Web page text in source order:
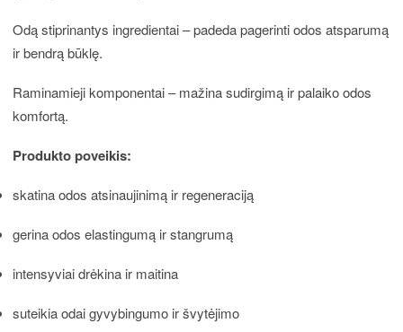
Odą stiprinantys ingredientai – padeda pagerinti odos atsparumą
ir bendrą būklę.
Raminamieji komponentai – mažina sudirgimą ir palaiko odos
komfortą.
Produkto poveikis:
skatina odos atsinaujinimą ir regeneraciją
gerina odos elastingumą ir stangrumą
intensyviai drėkina ir maitina
suteikia odai gyvybingumo ir švytėjimo